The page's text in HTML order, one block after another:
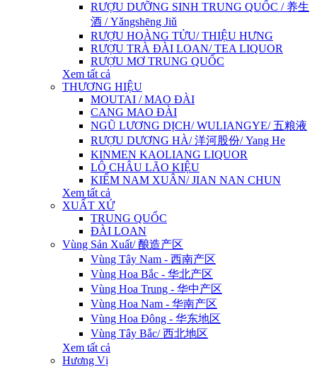
RƯỢU DƯỠNG SINH TRUNG QUỐC / 养生
酒 / Yǎngshēng Jiǔ
RƯỢU HOÀNG TỬU/ THIỆU HƯNG
RƯỢU TRÀ ĐÀI LOAN/ TEA LIQUOR
RƯỢU MƠ TRUNG QUỐC
Xem tất cả
THƯƠNG HIỆU
MOUTAI / MAO ĐÀI
CANG MAO ĐÀI
NGŨ LƯƠNG DỊCH/ WULIANGYE/ 五粮液
RƯỢU DƯƠNG HÀ/ 洋河股份/ Yang He
KINMEN KAOLIANG LIQUOR
LÔ CHÂU LÃO KIỆU
KIẾM NAM XUÂN/ JIAN NAN CHUN
Xem tất cả
XUẤT XỨ
TRUNG QUỐC
ĐÀI LOAN
Vùng Sản Xuất/ 酿造产区
Vùng Tây Nam - 西南产区
Vùng Hoa Bắc - 华北产区
Vùng Hoa Trung - 华中产区
Vùng Hoa Nam - 华南产区
Vùng Hoa Đông - 华东地区
Vùng Tây Bắc/ 西北地区
Xem tất cả
Hương Vị